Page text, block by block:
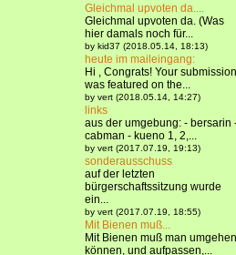
Gleichmal upvoten da....
Gleichmal upvoten da. (Was
hier damals noch für...
by kid37 (2018.05.14, 18:13)
heute im maileingang:
Hi , Congrats! Your submission
was featured on the...
by vert (2018.05.14, 14:27)
links
aus der umgebung: - bersarin
cabman - kueno 1, 2,...
by vert (2017.07.19, 19:13)
sonderausschuss
auf der letzten
bürgerschaftssitzung wurde
ein...
by vert (2017.07.19, 18:55)
Mit Bienen muß...
Mit Bienen muß man umgehen
können, und aufpassen,...